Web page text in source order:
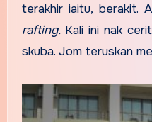
terakhir iaitu, berakit.
rafting. Kali ini nak
skuba. Jom teruskan